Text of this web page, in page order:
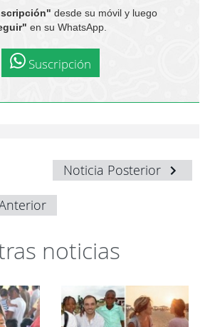
desde su móvil y luego
en su WhatsApp.
Suscripción
Noticia Posterior
noticias